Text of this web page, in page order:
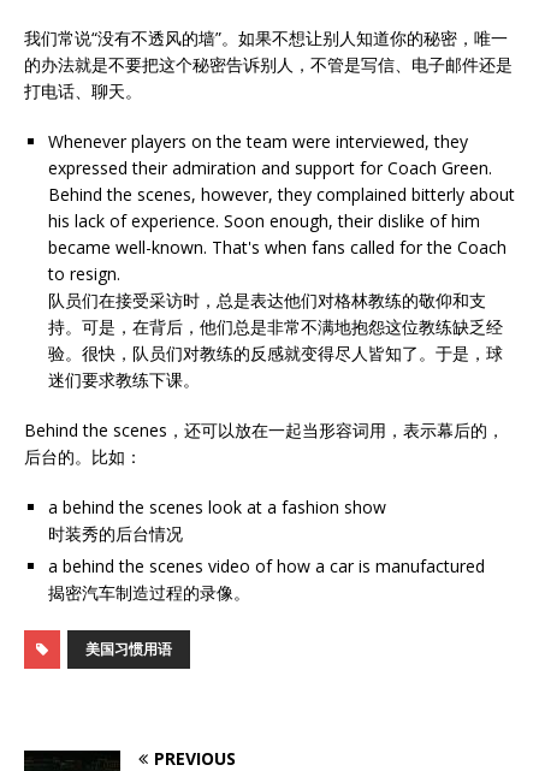
我们常说“没有不透风的墙”。如果不想让别人知道你的秘密，唯一
的办法就是不要把这个秘密告诉别人，不管是写信、电子邮件还是
打电话、聊天。
Whenever players on the team were interviewed, they
expressed their admiration and support for Coach Green.
Behind the scenes, however, they complained bitterly about
his lack of experience. Soon enough, their dislike of him
became well-known. That's when fans called for the Coach
to resign.
队员们在接受采访时，总是表达他们对格林教练的敬仰和支
持。可是，在背后，他们总是非常不满地抱怨这位教练缺乏经
验。很快，队员们对教练的反感就变得尽人皆知了。于是，球
迷们要求教练下课。
Behind the scenes，还可以放在一起当形容词用，表示幕后的，
后台的。比如：
a behind the scenes look at a fashion show
时装秀的后台情况
a behind the scenes video of how a car is manufactured
揭密汽车制造过程的录像。
美国习惯用语
PREVIOUS